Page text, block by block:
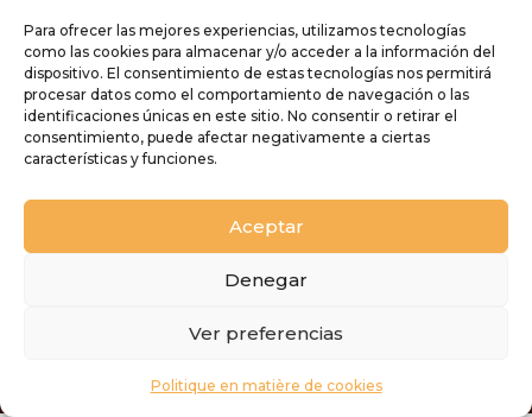
Para ofrecer las mejores experiencias, utilizamos tecnologías
como las cookies para almacenar y/o acceder a la información del
dispositivo. El consentimiento de estas tecnologías nos permitirá
procesar datos como el comportamiento de navegación o las
identificaciones únicas en este sitio. No consentir o retirar el
consentimiento, puede afectar negativamente a ciertas
características y funciones.
Aceptar
Denegar
Ver preferencias
Politique en matière de cookies
Mario Batkovic, Björn Meyer et le quatuor Anouar
Brahem sont au programme du 19e festival de
musique visuelle de Lanzarote.
Comentarios recientes
FESTIVAL DE MUSIQUE VISUELLE DE LANZAROTE
© 2025